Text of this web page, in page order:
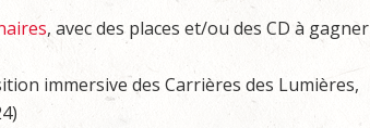
, avec des places et/ou des CD à gagner
immersive des Carrières des Lumières,